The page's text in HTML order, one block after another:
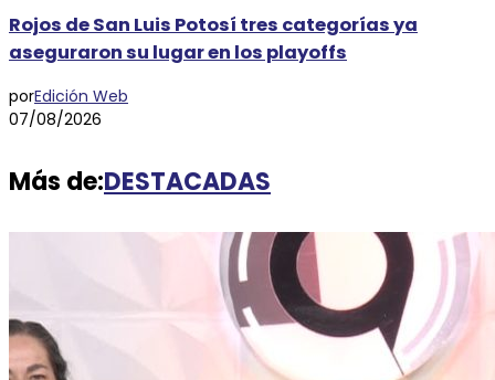
Rojos de San Luis Potosí tres categorías ya
aseguraron su lugar en los playoffs
porEdición Web
07/08/2026
Más de:DESTACADAS